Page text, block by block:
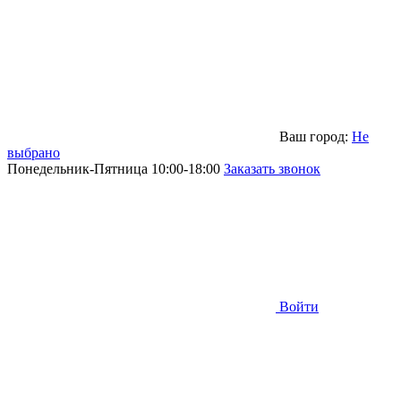
Ваш город: Не
выбрано
Понедельник-Пятница 10:00-18:00 Заказать звонок
Войти